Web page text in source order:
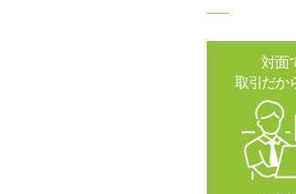
対面
取引だか